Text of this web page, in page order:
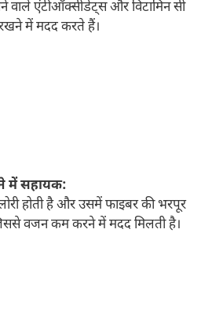
वाले एंटीऑक्सीडेंट्स और विटामिन सी
में मदद करते हैं।
में सहायक:
होती है और उसमें फाइबर की भरपूर
जिससे वजन कम करने में मदद मिलती है।